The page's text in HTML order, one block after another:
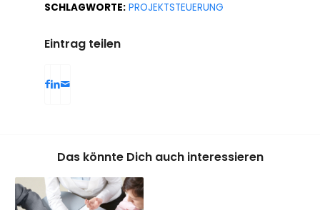
SCHLAGWORTE: PROJEKTSTEUERUNG
Eintrag teilen
Das könnte Dich auch interessieren